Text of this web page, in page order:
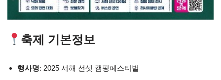
축제 기본정보
행사명: 2025 서해 선셋 캠핑페스티벌